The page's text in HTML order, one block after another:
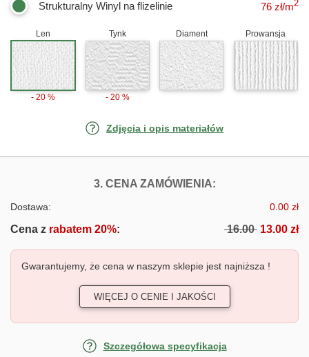
Strukturalny Winyl na flizelinie 76 zł/m2
Len
- 20 %
Tynk
- 20 %
Diament Prowansja
Zdjęcia i opis materiałów
3. CENA ZAMÓWIENIA:FOTOTAPETY
Dostawa: 0.00 zł
Cena z rabatem 20%: 16.00 13.00 zł
Gwarantujemy, że cena w naszym sklepie jest najniższa !
WIĘCEJ O CENIE I JAKOŚCI
Szczegółowa specyfikacja